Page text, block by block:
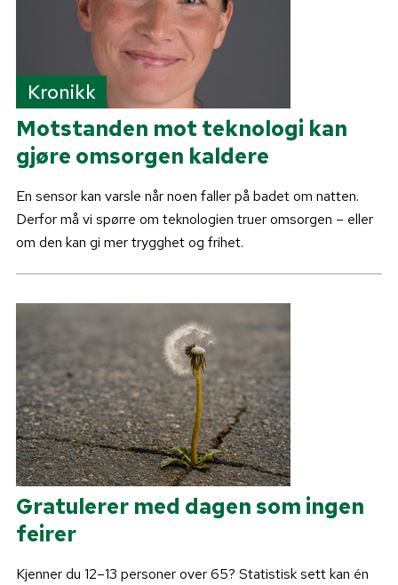
Kronikk
Motstanden mot teknologi kan
gjøre omsorgen kaldere
En sensor kan varsle når noen faller på badet om natten.
Derfor må vi spørre om teknologien truer omsorgen – eller
om den kan gi mer trygghet og frihet.
Gratulerer med dagen som ingen
feirer
Kjenner du 12–13 personer over 65? Statistisk sett kan én